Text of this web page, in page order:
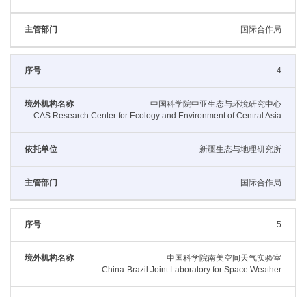
国际合作局
4
中国科学院中亚生态与环境研究中心
CAS Research Center for Ecology and Environment of Central Asia
新疆生态与地理研究所
国际合作局
5
中国科学院南美空间天气实验室
China-Brazil Joint Laboratory for Space Weather